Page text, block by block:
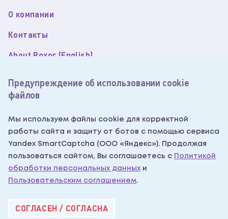
О компании
Контакты
About Roxor (English)
Политика обработки персональных данных
Согласие на обработку персональных данных
Согласие на получение рекламных рассылок
Написать нам
Roxor Industry 2026®
Предупреждение об использовании cookie
файлов
Мы используем файлы cookie для корректной
работы сайта и защиту от ботов с помощью сервиса
Yandex SmartCaptcha (ООО «Яндекс»). Продолжая
пользоваться сайтом, Вы соглашаетесь с Политикой
обработки персональных данных и
Пользовательским соглашением.
СОГЛАСЕН / СОГЛАСНА